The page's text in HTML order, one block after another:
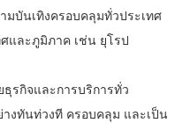
มบันเทิงครอบคลุมทั่วประเทศ
และภูมิภาค เช่น ยุโรป
ธุรกิจและการบริการทั่ว
างทันท่วงที ครอบคลุม และเป็น